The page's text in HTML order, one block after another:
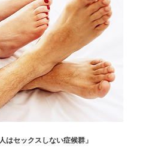
はセックスしない症候群」